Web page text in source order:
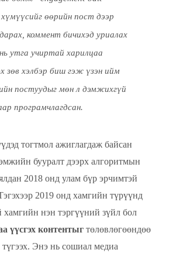
өөрийн пост дээр
коммент бичихэд уриалах
утга учиртай харилцаа
зөв хэлбэр биш гэж үзэн ийм
постуудыг мөн л дэмжихгүй
програмчлагдсан.
тогтмол ажиглагдаж байсан
бууралт дээрх алгоритмын
2018 онд улам бүр эрчимтэй
2019 онд хамгийн түрүүнд
хамгийн нэн тэргүүний зүйл бол
үүсгэх контентыг төлөвлөгөөндөө
түгээх. Энэ нь сошиал медиа